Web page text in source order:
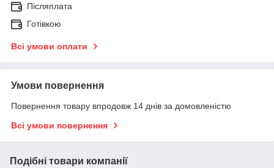
Післяплата
Готівкою
Всі умови оплати
Умови повернення
Повернення товару впродовж 14 днів за домовленістю
Всі умови повернення
Подібні товари компанії